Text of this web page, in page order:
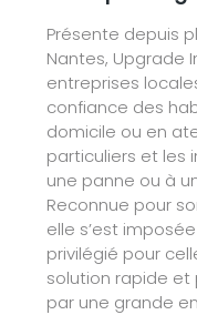
Présente depuis
Nantes, Upgrade
entreprises
confiance des
domicile ou en
particuliers et les
une panne ou à
Reconnue pour
elle s’est
privilégié pour
solution rapide et
par une grande